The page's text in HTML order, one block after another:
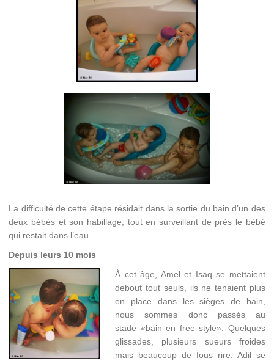
La difficulté de cette étape résidait dans la sortie du bain d’un des
deux bébés et son habillage, tout en surveillant de près le bébé
qui restait dans l’eau.
Depuis leurs 10 mois
À cet âge, Amel et Isaq se mettaient
debout tout seuls, ils ne tenaient plus
en place dans les sièges de bain,
nous sommes donc passés au
stade «bain en free style». Quelques
glissades, plusieurs sueurs froides
mais beaucoup de fous rire. Adil se